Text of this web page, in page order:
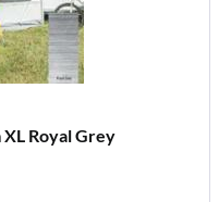
Royal Grey